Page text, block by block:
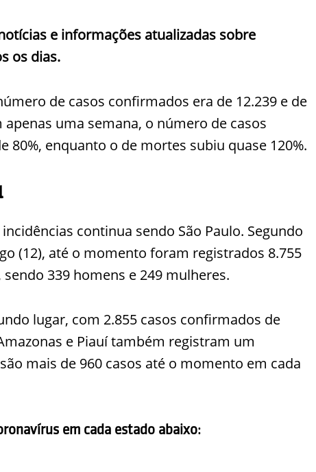
e informações atualizadas sobre
os dias.
de casos confirmados era de 12.239 e de
uma semana, o número de casos
enquanto o de mortes subiu quase 120%.
continua sendo São Paulo. Segundo
(12), até o momento foram registrados 8.755
339 homens e 249 mulheres.
lugar, com 2.855 casos confirmados de
e Piauí também registram um
mais de 960 casos até o momento em cada
em cada estado abaixo: